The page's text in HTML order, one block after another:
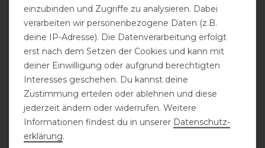
Covalliero Stiefelette
FS26
statt 109,00 €
Covalliero Stiefelette
FS26
einzubinden und Zugriffe zu analysieren. Dabei
verarbeiten wir personenbezogene Daten (z.B.
deine IP-Adresse). Die Datenverarbeitung erfolgt
erst nach dem Setzen der Cookies und kann mit
deiner Einwilligung oder aufgrund berechtigten
Interesses geschehen. Du kannst deine
Zustimmung erteilen oder ablehnen und diese
jederzeit ändern oder widerrufen. Weitere
Informationen findest du in unserer Daten­schutz­
erklärung.